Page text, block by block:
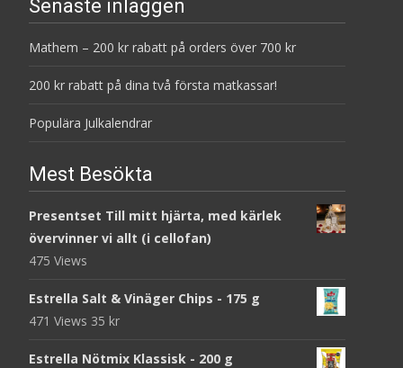
Senaste inläggen
Mathem – 200 kr rabatt på orders över 700 kr
200 kr rabatt på dina två första matkassar!
Populära Julkalendrar
Mest Besökta
Presentset Till mitt hjärta, med kärlek
övervinner vi allt (i cellofan)
475 Views
Estrella Salt & Vinäger Chips - 175 g
471 Views 35 kr
Estrella Nötmix Klassisk - 200 g